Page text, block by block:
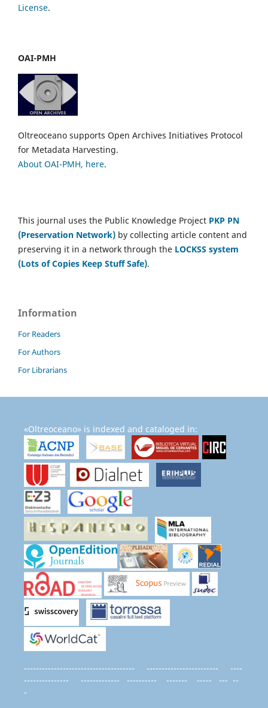
License.
OAI-PMH
Oltreoceano supports Open Archives Initiatives Protocol
for Metadata Harvesting.
About OAI-PMH, here.
This journal uses the Public Knowledge Project PKP PN
(Preservation Network) by collecting article content and
preserving it in a network through the LOCKSS system
(Lots of Copies Keep Stuff Safe).
Information
For Readers
For Authors
For Librarians
«Oltreoceano» is indexed and cataloged in:
------------------------------------- ------------------------ ----
--------------- ------------- ---------- ------- ----- --- --
-